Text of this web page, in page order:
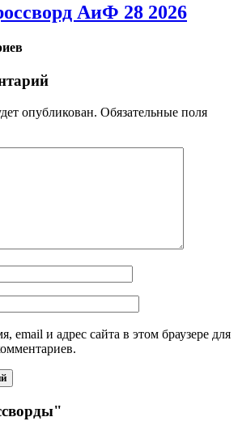
АиФ 28 2026
опубликован. Обязательные поля
email и адрес сайта в этом браузере для